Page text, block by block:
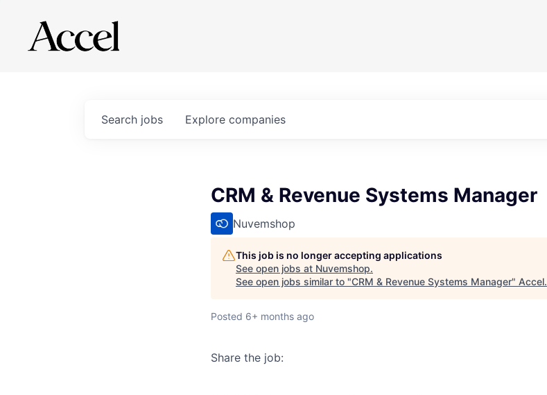
Search jobs Explore companies
CRM & Revenue Systems Manager
Nuvemshop
This job is no longer accepting applications
See open jobs at Nuvemshop.
See open jobs similar to "CRM & Revenue Systems Manager" Accel.
Posted 6+ months ago
Share the job: